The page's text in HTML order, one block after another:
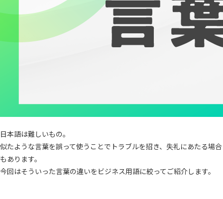
日本語は難しいもの。
似たような言葉を誤って使うことでトラブルを招き、失礼にあたる場合
もあります。
今回はそういった言葉の違いをビジネス用語に絞ってご紹介します。